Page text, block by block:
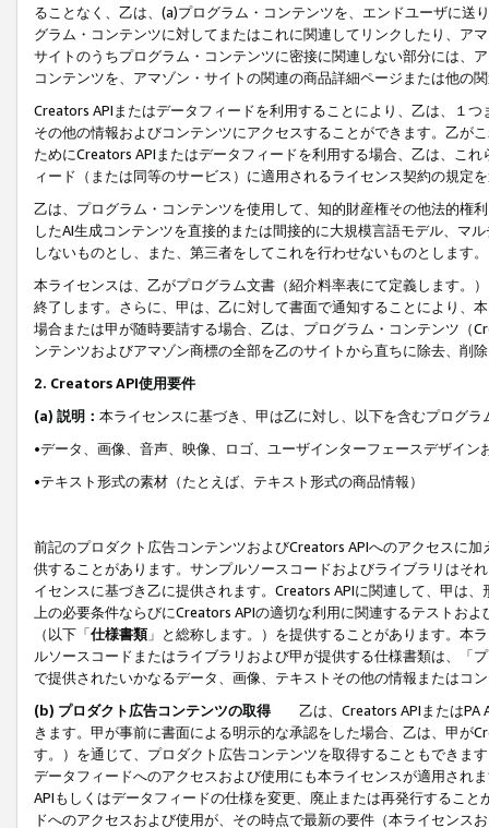
ることなく、乙は、(a)プログラム・コンテンツを、エンドユーザに
グラム・コンテンツに対してまたはこれに関連してリンクしたり、ア
サイトのうちプログラム・コンテンツに密接に関連しない部分には、
コンテンツを、アマゾン・サイトの関連の商品詳細ページまたは他の
Creators APIまたはデータフィードを利用することにより、乙は、１
その他の情報およびコンテンツにアクセスすることができます。乙が
ためにCreators APIまたはデータフィードを利用する場合、乙は、こ
ィード（または同等のサービス）に適用されるライセンス契約の規定
乙は、プログラム・コンテンツを使用して、知的財産権その他法的権
したAI生成コンテンツを直接的または間接的に大規模言語モデル、マ
しないものとし、また、第三者をしてこれを行わせないものとします。
本ライセンスは、乙がプログラム文書（紹介料率表にて定義します。
終了します。さらに、甲は、乙に対して書面で通知することにより、
場合または甲が随時要請する場合、乙は、プログラム・コンテンツ（
ンテンツおよびアマゾン商標の全部を乙のサイトから直ちに除去、削
2. Creators API使用要件
(a) 説明： 本ライセンスに基づき、甲は乙に対し、以下を含むプログ
•データ、画像、音声、映像、ロゴ、ユーザインターフェースデザイ
•テキスト形式の素材（たとえば、テキスト形式の商品情報）
前記のプロダクト広告コンテンツおよびCreators APIへのアクセスに
供することがあります。サンプルソースコードおよびライブラリはそ
イセンスに基づき乙に提供されます。Creators APIに関連して、甲は
上の必要条件ならびにCreators APIの適切な利用に関連するテストお
（以下「仕様書類」と総称します。）を提供することがあります。本
ルソースコードまたはライブラリおよび甲が提供する仕様書類は、「
で提供されたいかなるデータ、画像、テキストその他の情報またはコ
(b) プロダクト広告コンテンツの取得
乙は、Creators APIまたはPA
きます。甲が事前に書面による明示的な承認をした場合、乙は、甲が
す。）を通じて、プロダクト広告コンテンツを取得することもできま
データフィードへのアクセスおよび使用にも本ライセンスが適用され
APIもしくはデータフィードの仕様を変更、廃止または再発行するこ
ドへのアクセスおよび使用が、その時点で最新の要件（本ライセン